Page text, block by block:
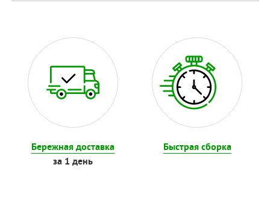
Бережная доставка
за 1 день
Быстрая сборка